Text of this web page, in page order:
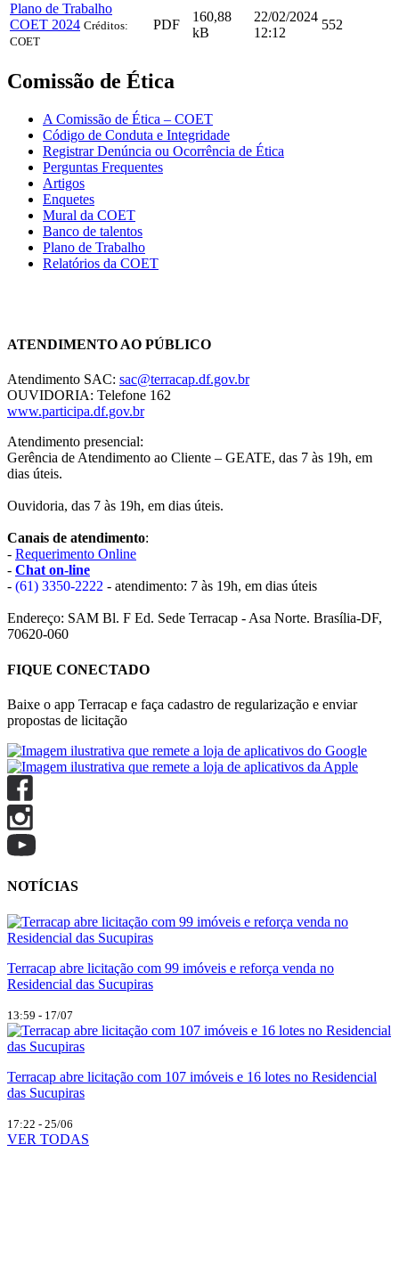
Plano de Trabalho
COET 2024 Créditos:
COET
PDF
160,88
kB
22/02/2024
12:12
552
Comissão de Ética
A Comissão de Ética – COET
Código de Conduta e Integridade
Registrar Denúncia ou Ocorrência de Ética
Perguntas Frequentes
Artigos
Enquetes
Mural da COET
Banco de talentos
Plano de Trabalho
Relatórios da COET
ATENDIMENTO AO PÚBLICO
Atendimento SAC: sac@terracap.df.gov.br
OUVIDORIA: Telefone 162
www.participa.df.gov.br
Atendimento presencial:
Gerência de Atendimento ao Cliente – GEATE, das 7 às 19h, em
dias úteis.
Ouvidoria, das 7 às 19h, em dias úteis.
Canais de atendimento:
- Requerimento Online
- Chat on-line
- (61) 3350-2222 - atendimento: 7 às 19h, em dias úteis
Endereço: SAM Bl. F Ed. Sede Terracap - Asa Norte. Brasília-DF,
70620-060
FIQUE CONECTADO
Baixe o app Terracap e faça cadastro de regularização e enviar
propostas de licitação
NOTÍCIAS
Terracap abre licitação com 99 imóveis e reforça venda no
Residencial das Sucupiras
13:59 - 17/07
Terracap abre licitação com 107 imóveis e 16 lotes no Residencial
das Sucupiras
17:22 - 25/06
VER TODAS